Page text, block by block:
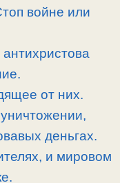
войне или
от них.
деньгах.
и мировом